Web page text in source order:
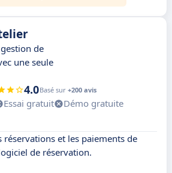
de
une seule
4.0Basé sur +200 avis
Essai gratuit
Démo gratuite
réservations et les paiements de
de réservation.